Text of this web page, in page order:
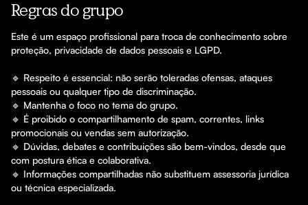
Regras do grupo
Este é um espaço profissional para troca de conhecimento sobre
proteção, privacidade de dados pessoais e LGPD.
🔹 Respeito é essencial: não serão toleradas ofensas, ataques
pessoais ou qualquer tipo de discriminação.
🔹 Mantenha o foco no tema do grupo.
🔹 É proibido o compartilhamento de spam, correntes, links
promocionais ou vendas sem autorização.
🔹 Dúvidas, debates e contribuições são bem-vindos, desde que
com postura ética e colaborativa.
🔹 Informações compartilhadas não substituem assessoria jurídica
ou técnica especializada.